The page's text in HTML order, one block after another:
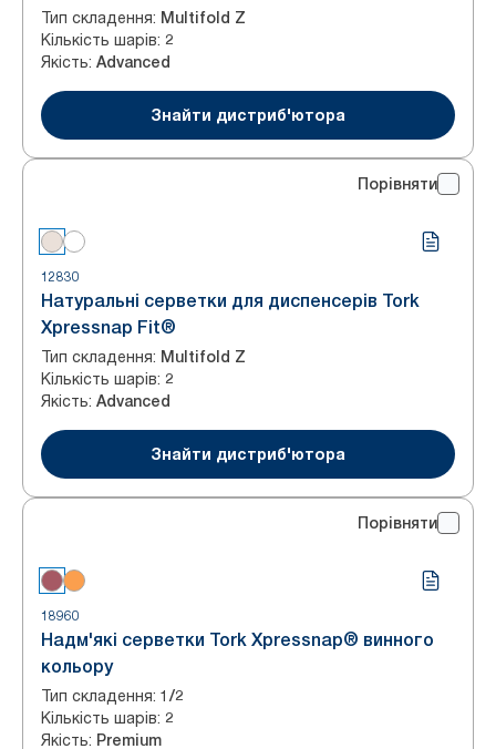
Тип складення: Multifold Z
Кількість шарів: 2
Якість: Advanced
Знайти дистриб'ютора
Порівняти
12830
Натуральні серветки для диспенсерів Tork
Xpressnap Fit®
Тип складення: Multifold Z
Кількість шарів: 2
Якість: Advanced
Знайти дистриб'ютора
Порівняти
18960
Надм'які серветки Tork Xpressnap® винного
кольору
Тип складення: 1/2
Кількість шарів: 2
Якість: Premium